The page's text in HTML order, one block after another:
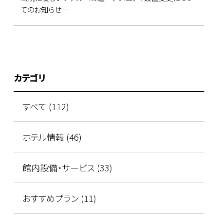
てのお知らせー
カテゴリ
すべて (112)
ホテル情報 (46)
館内設備・サービス (33)
おすすめプラン (11)